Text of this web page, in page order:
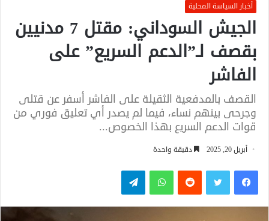
أخبار السياسة المحلية
الجيش السوداني: مقتل 7 مدنيين
بقصف لـ”الدعم السريع” على
الفاشر
القصف بالمدفعية الثقيلة على الفاشر أسفر عن قتلى
وجرحى بينهم نساء، فيما لم يصدر أي تعليق فوري من
قوات الدعم السريع بهذا الخصوص...
أبريل 20, 2025 دقيقة واحدة
فيسبوكتويتر واتساب تيلقرام